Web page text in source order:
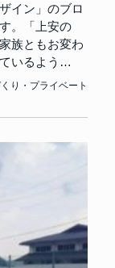
イン」のブロ
。「上安の
族ともお変わ
いるよう…
り ・ プライベート